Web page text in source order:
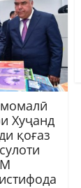
Хуҷанд
қоғаз